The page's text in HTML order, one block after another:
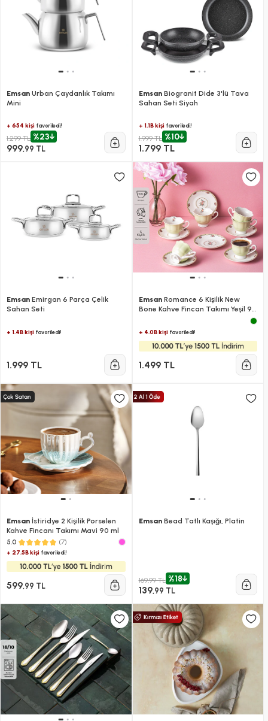
Emsan Urban Çaydanlık Takımı
Mini
+ 654 kişi favoriledi!
1.299 TL %23
999,99 TL
EmsanBiogranit Dide 3'lü Tava
Sahan Seti Siyah
+ 1.1B kişifavoriledi!
1.999 TL %10
1.799 TL
Emsan Emirgan 6 Parça Çelik
Sahan Seti
+ 1.4B kişi favoriledi!
1.999 TL
EmsanRomance 6 Kişilik New
Bone Kahve Fincan Takımı Yeşil 90
+ 4.0B kişifavoriledi!
1.499 TL
Emsan İstiridye 2 Kişilik Porselen
Kahve Fincanı Takımı Mavi 90 ml
5.0 (7)
+ 27.5B kişi favoriledi!
599,99 TL
EmsanBead Tatlı Kaşığı, Platin
169,99 TL %18
139,99 TL